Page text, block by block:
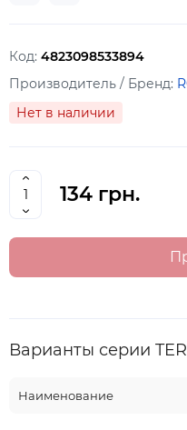
Код: 4823098533894
Производитель / Бренд:
Нет в наличии
134 грн.
Варианты серии
Наименование